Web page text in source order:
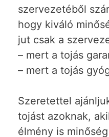
szervezetéből
hogy kiváló
jut csak a
– mert a tojás
– mert a tojás
Szeretettel
tojást azoknak,
élmény is